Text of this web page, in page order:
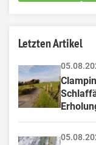
Letzten Artikel